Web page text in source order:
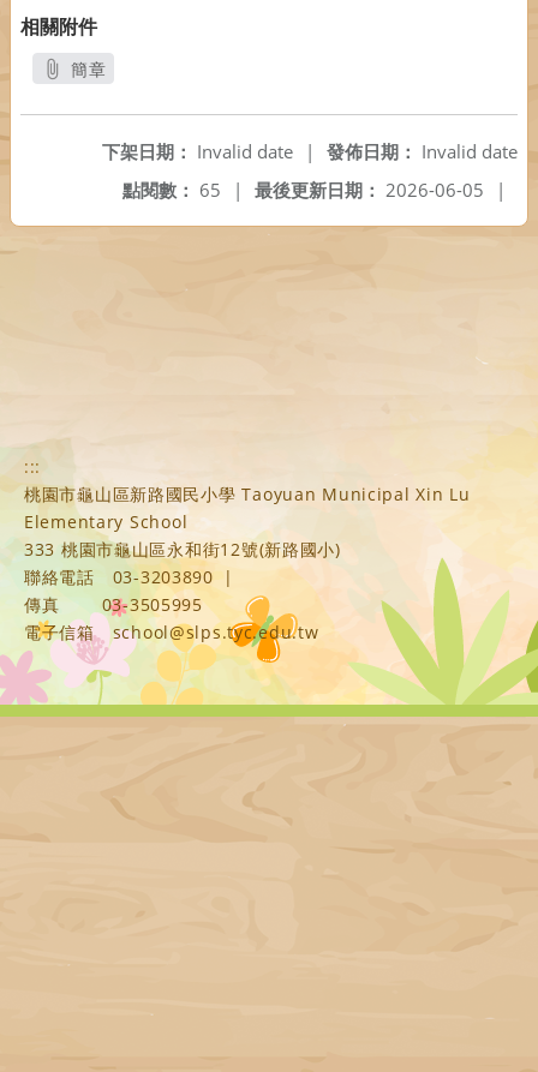
相關附件
簡章
發佈日期： Invalid date
下架日期： Invalid date
|
最後更新日期： 2026-06-05 |
點閱數： 65 |
:::
桃園市龜山區新路國民小學 Taoyuan Municipal Xin Lu
Elementary School
333 桃園市龜山區永和街12號(新路國小)
聯絡電話
03-3203890
|
傳真
03-3505995
電子信箱
school@slps.tyc.edu.tw